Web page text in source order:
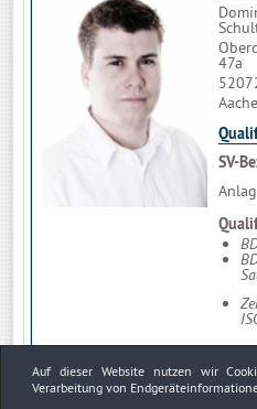
47a
SV-
Auf dieser Website nutzen wir
Verarbeitung von